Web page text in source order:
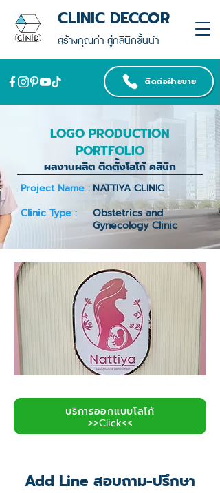
สร้างคุณค่า สู่คลินิกชั้นนำ
CLINIC DECCOR
ติดต่อฝ่ายขาย
LOGO PRODUCTION
PORTFOLIO
ผลงานผลิต ติดตั้งโลโก้ คลินิก
Project Name :NATTIYA CLINIC
Clinic Type :
Obstetrics and
Gynecology Clinic
บริการออกแบบโลโก้
>>Click<<
Add Line สอบถาม-ปรึกษา